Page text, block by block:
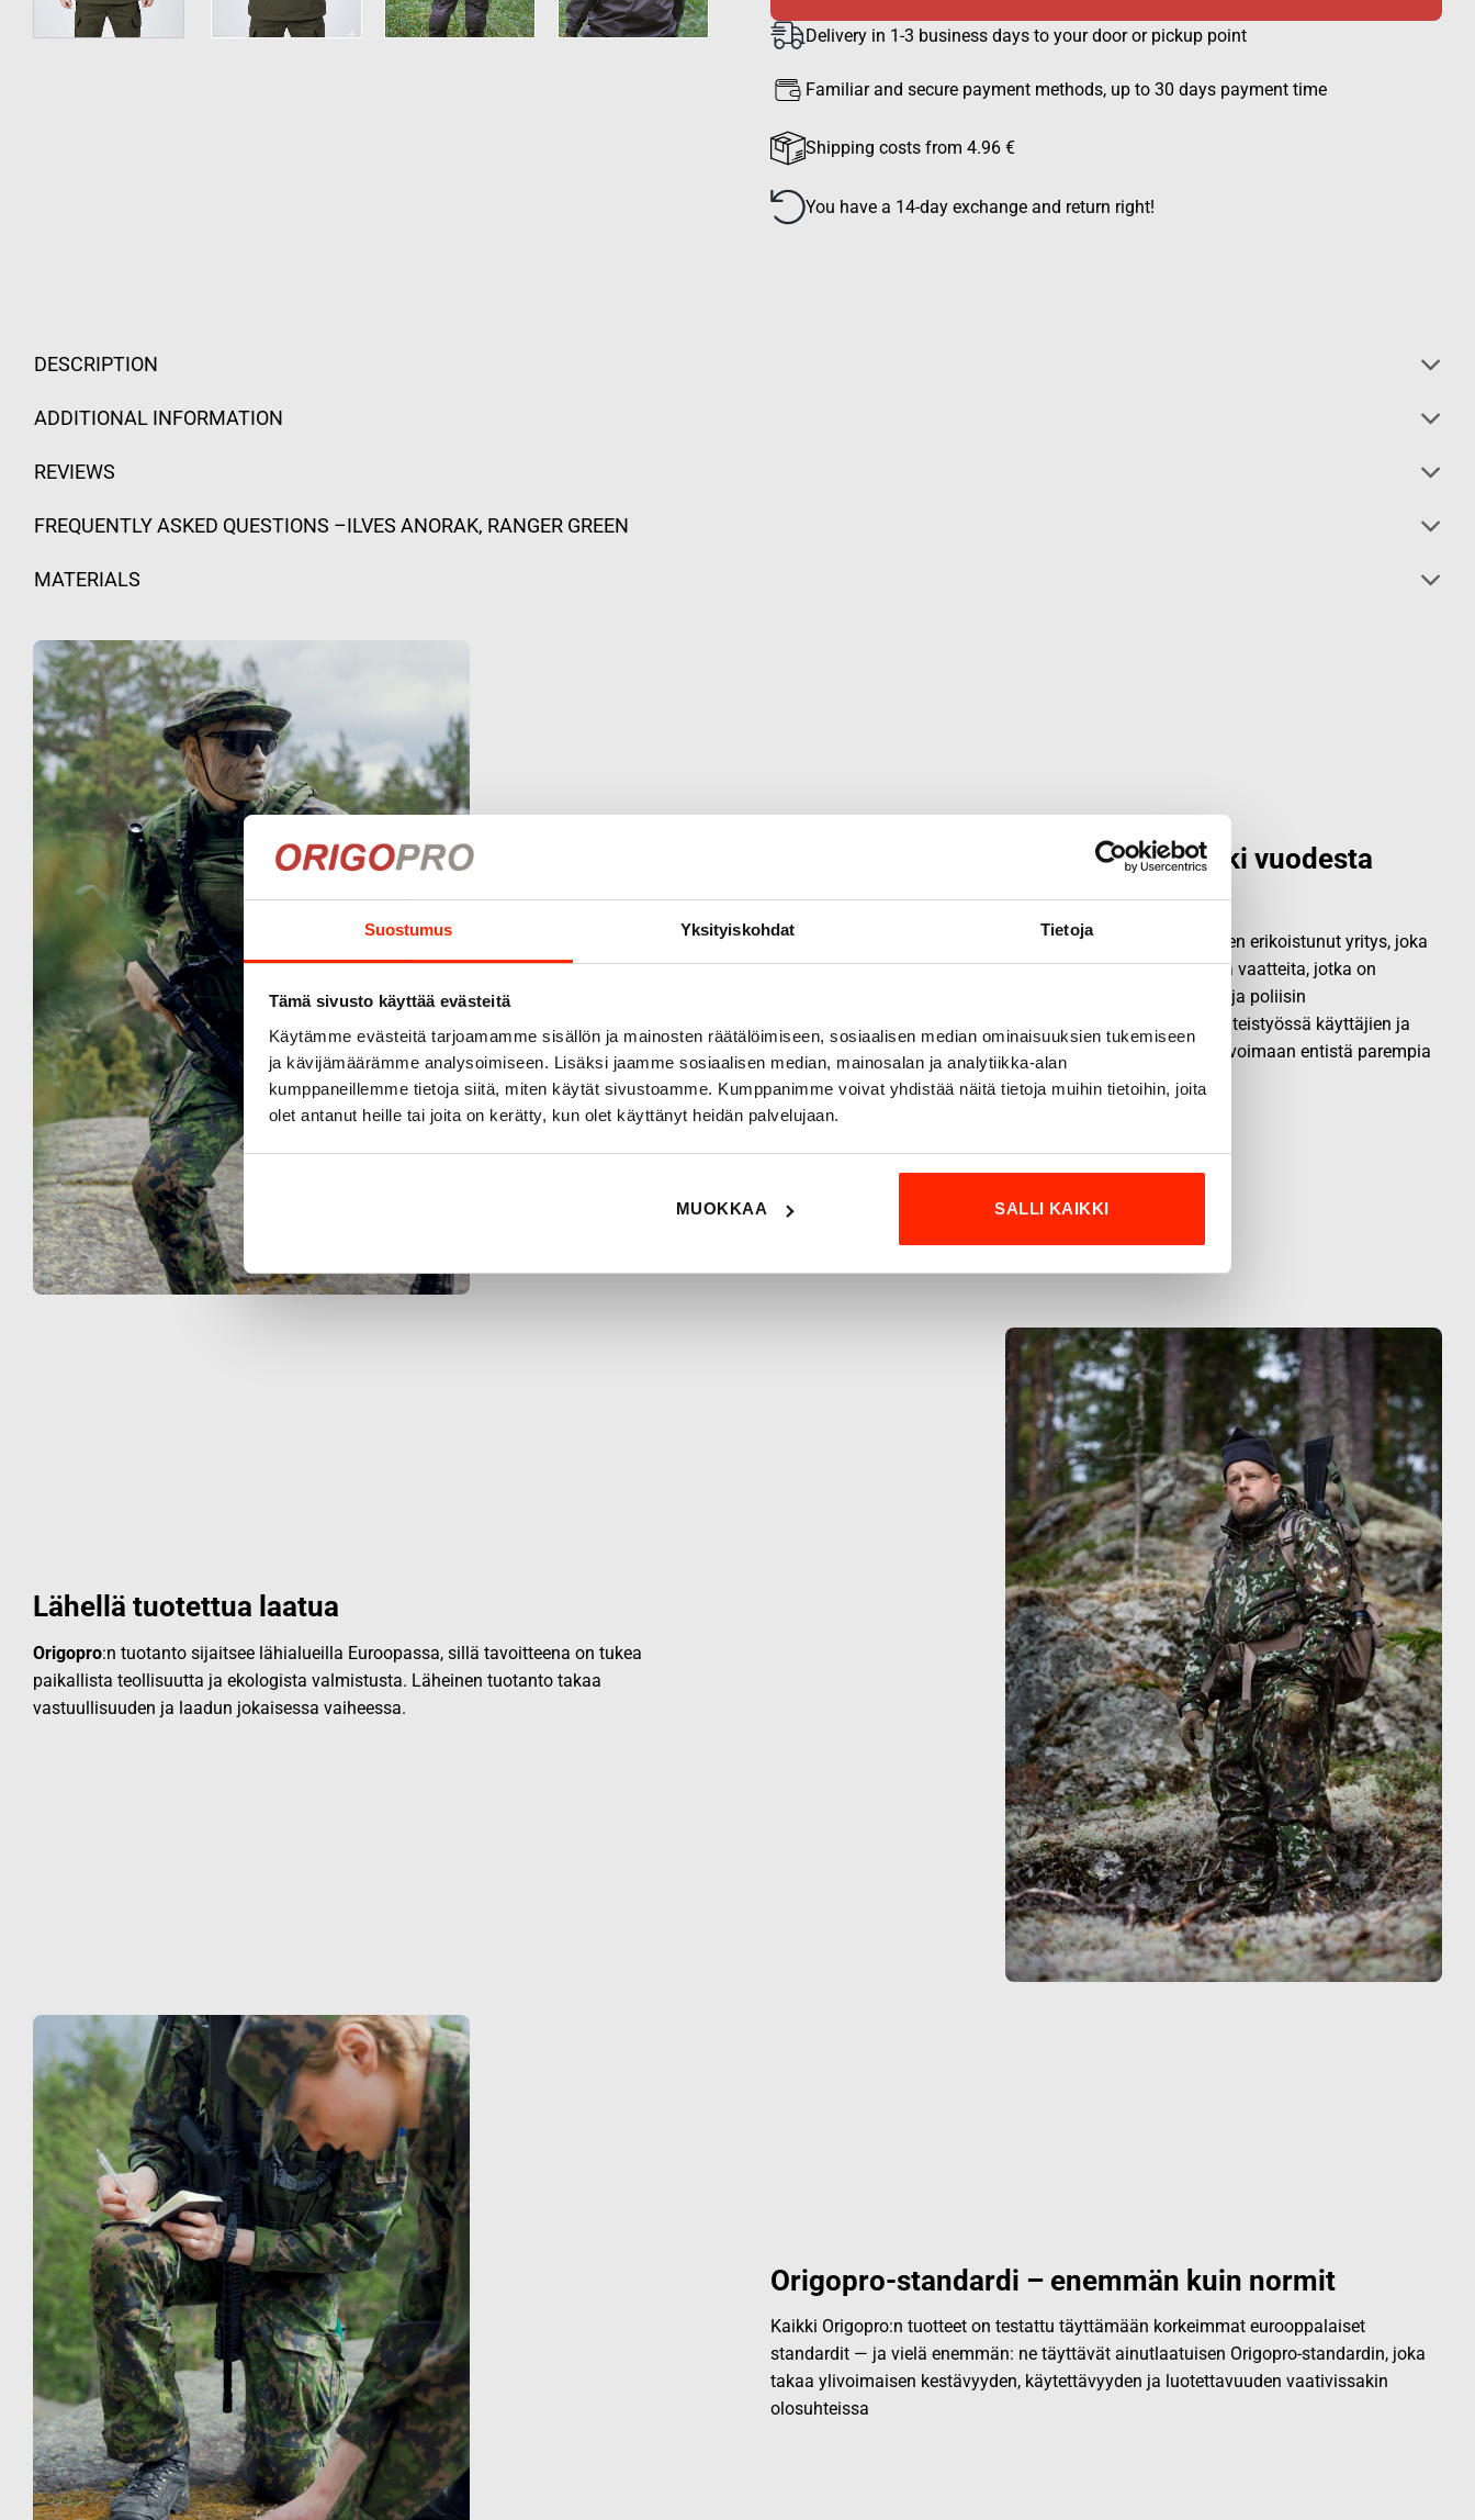
Suostumus Yksityiskohdat Tietoja
Tämä sivusto käyttää evästeitä
Käytämme evästeitä tarjoamamme sisällön ja mainosten räätälöimiseen, sosiaalisen median ominaisuuksien tukemiseen
ja kävijämäärämme analysoimiseen. Lisäksi jaamme sosiaalisen median, mainosalan ja analytiikka-alan
kumppaneillemme tietoja siitä, miten käytät sivustoamme. Kumppanimme voivat yhdistää näitä tietoja muihin tietoihin, joita
olet antanut heille tai joita on kerätty, kun olet käyttänyt heidän palvelujaan.
MUOKKAA SALLI KAIKKI
Delivery in 1-3 business days to your door or pickup point
Familiar and secure payment methods, up to 30 days payment time
Shipping costs from 4.96 €
You have a 14-day exchange and return right!
DESCRIPTION
ADDITIONAL INFORMATION
REVIEWS
FREQUENTLY ASKED QUESTIONS –ILVES ANORAK, RANGER GREEN
MATERIALS
Origopro – Suomalainen laatumerkki vuodesta
1975
Origopro
on suomalainen turvallisuus- ja ulkoiluvaatetukseen erikoistunut yritys, joka
on toiminut vuodesta 1975.Origoprovalmistaa laadukkaita vaatteita, jotka on
kehitetty vuosikymmenten kokemuksella puolustusvoimien ja poliisin
:n tuotteet on suunniteltu yhteistyössä käyttäjien ja
erikoisammattilaisten kanssa, joiden kokemus inspiroi innovoimaan entistä parempia
ratkaisuja.
Lähellä tuotettua laatua
Origopro:n tuotanto sijaitsee lähialueilla Euroopassa, sillä tavoitteena on tukea
paikallista teollisuutta ja ekologista valmistusta. Läheinen tuotanto takaa
vastuullisuuden ja laadun jokaisessa vaiheessa.
Origopro-standardi – enemmän kuin normit
Kaikki Origopro:n tuotteet on testattu täyttämään korkeimmat eurooppalaiset
standardit — ja vielä enemmän: ne täyttävät ainutlaatuisen Origopro-standardin, joka
takaa ylivoimaisen kestävyyden, käytettävyyden ja luotettavuuden vaativissakin
olosuhteissa